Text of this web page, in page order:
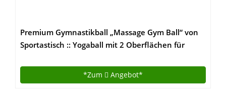
Premium Gymnastikball „Massage Gym Ball“ von
Sportastisch :: Yogaball mit 2 Oberflächen für
Fußpumpe :: Durchmesser 65cm :: mit Noppen für
angenehmen Massageeffekt :: max. Belastung bis
*Zum Angebot*